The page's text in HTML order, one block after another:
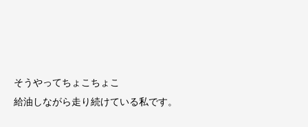
そうやってちょこちょこ
給油しながら走り続けている私です。